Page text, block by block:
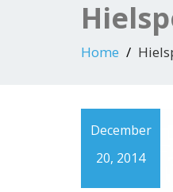
Home
December
20, 2014